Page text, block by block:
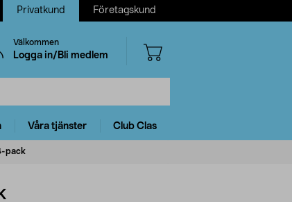
Privatkund Företagskund
Välkommen
Logga in/Bli medlem
Våra tjänster Club Clas
pack